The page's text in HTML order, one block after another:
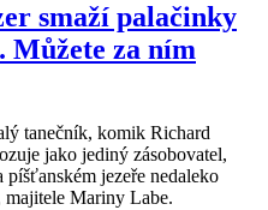
smaží palačinky
Můžete za ním
tanečník, komik Richard
jako jediný zásobovatel,
píšťanském jezeře nedaleko
majitele Mariny Labe.